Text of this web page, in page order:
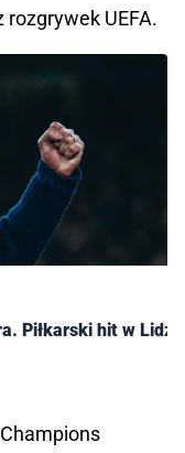
rozgrywek UEFA.
Piłkarski hit w Lidze